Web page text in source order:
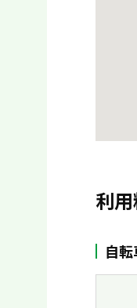
利
自